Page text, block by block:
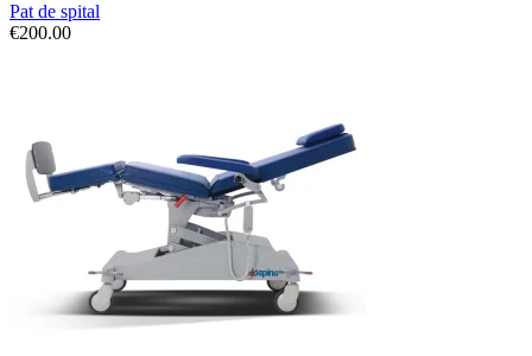
Pat de spital
€200.00